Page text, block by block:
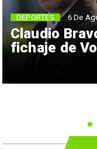
Claudio
fichaje de
DEPORTES 6 De